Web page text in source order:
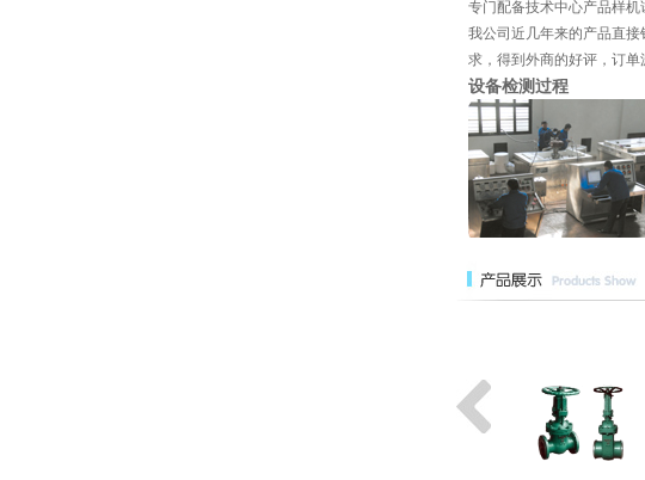
专门配备技术中心产品样机
我公司近几年来的产品直
求，得到外商的好评，订单
设备检测过程